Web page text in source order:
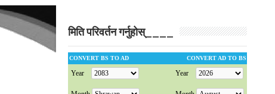
मिति परिवर्तन गर्नुहोस्____